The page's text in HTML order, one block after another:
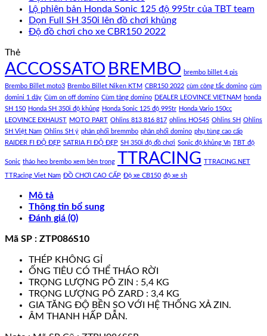
Lộ phiên bản Honda Sonic 125 độ 995tr của TBT team
Dọn Full SH 350i lên đồ chơi khủng
Độ đồ chơi cho xe CBR150 2022
Thẻ
ACCOSSATO BREMBO brembo billet 4 pis
Brembo Billet moto3 Brembo Billet Niken KTM CBR150 2022 cùm công tắc domino cùm
domini 1 dây Cùm on off domino Cùm tăng domino DEALER LEOVINCE VIETNAM honda
SH 150 Honda SH 350i độ khủng Honda Sonic 125 độ 995tr Honda Vario 150cc
LEOVINCE EXHAUST MOTO PART Ohlins 813 816 817 ohlins HO545 Ohlins SH Ohlins
SH Việt Nam Ohlins SH ý phân phối bremmbo phân phối domino phụ tùng cao cấp
RAIDER FI ĐỘ ĐẸP SATRIA FI ĐỘ ĐẸP SH 350i độ đồ chơi Sonic độ khủng Vn TBT độ
Sonic tháo heo brembo xem bên trong TTRACING TTRACING.NET
TTRacing Viet Nam ĐỒ CHƠI CAO CẤP Độ xe CB150 độ xe sh
Mô tả
Thông tin bổ sung
Đánh giá (0)
Mã SP : ZTP086S10
THÉP KHÔNG GỈ
ỐNG TIÊU CÓ THỂ THÁO RỜI
TRỌNG LƯỢNG PÔ ZIN : 5,4 KG
TRỌNG LƯỢNG PÔ ZARD : 3,4 KG
GIA TĂNG ĐỘ BỀN SO VỚI HỆ THỐNG XẢ ZIN.
ÂM THANH HẤP DẪN.